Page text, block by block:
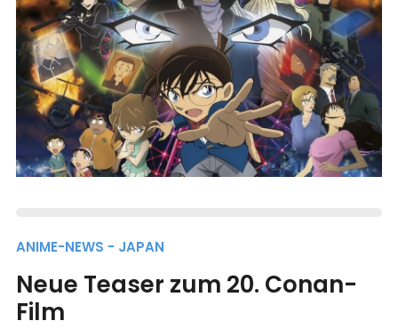
ANIME-NEWS - JAPAN
Neue Teaser zum 20. Conan-
Film